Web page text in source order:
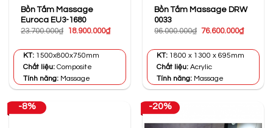
Bồn Tắm Massage
Euroca EU3-1680
23.700.000₫
Giá
23.700.000₫.
18.900.000₫Giá
KT: 1500x800x750mm
Chất liệu: Composite
Tính năng: Massage
Bồn Tắm Massage DRW
0033
96.000.000₫ Giá
96.000.000₫.
76.600.000₫Giá
là:
KT: 1800 x 1300 x 695mm
Chất liệu: Acrylic
Tính năng: Massage
-8% -20%